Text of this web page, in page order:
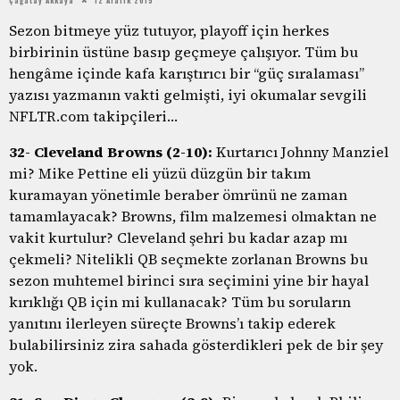
Sezon bitmeye yüz tutuyor, playoff için herkes
birbirinin üstüne basıp geçmeye çalışıyor. Tüm bu
hengâme içinde kafa karıştırıcı bir “güç sıralaması”
yazısı yazmanın vakti gelmişti, iyi okumalar sevgili
NFLTR.com takipçileri…
32- Cleveland Browns (2-10): Kurtarıcı Johnny Manziel
mi? Mike Pettine eli yüzü düzgün bir takım
kuramayan yönetimle beraber ömrünü ne zaman
tamamlayacak? Browns, film malzemesi olmaktan ne
vakit kurtulur? Cleveland şehri bu kadar azap mı
çekmeli? Nitelikli QB seçmekte zorlanan Browns bu
sezon muhtemel birinci sıra seçimini yine bir hayal
kırıklığı QB için mi kullanacak? Tüm bu soruların
yanıtını ilerleyen süreçte Browns’ı takip ederek
bulabilirsiniz zira sahada gösterdikleri pek de bir şey
yok.